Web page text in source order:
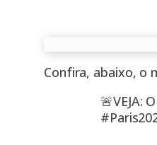
Confira, abaixo, o
🚨VEJA: